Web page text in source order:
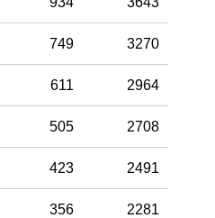
749 3270
611 2964
505 2708
423 2491
356 2281